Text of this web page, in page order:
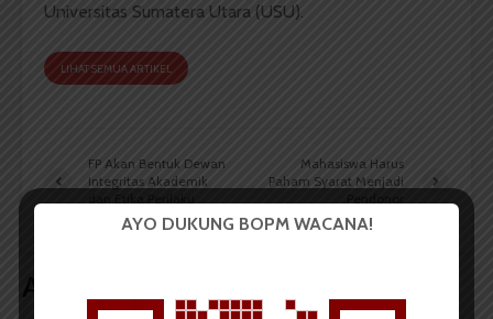
Universitas Sumatera Utara (USU).
LIHAT SEMUA ARTIKEL
FP Akan Bentuk Dewan
Integritas Akademik
Mahasiswa Harus
Paham Syarat Menjadi
AYO DUKUNG BOPM WACANA!